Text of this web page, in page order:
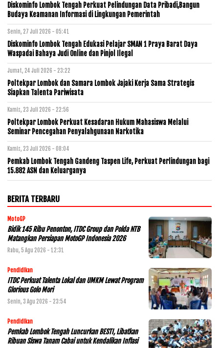
Diskominfo Lombok Tengah Perkuat Pelindungan Data Pribadi,Bangun
Budaya Keamanan Informasi di Lingkungan Pemerintah
Senin, 27 Juli 2026 - 05:41
Diskominfo Lombok Tengah Edukasi Pelajar SMAN 1 Praya Barat Daya
Waspadai Bahaya Judi Online dan Pinjol Ilegal
Jumat, 24 Juli 2026 - 23:22
Poltekpar Lombok dan Samara Lombok Jajaki Kerja Sama Strategis
Siapkan Talenta Pariwisata
Kamis, 23 Juli 2026 - 22:56
Poltekpar Lombok Perkuat Kesadaran Hukum Mahasiswa Melalui
Seminar Pencegahan Penyalahgunaan Narkotika
Kamis, 23 Juli 2026 - 08:04
Pemkab Lombok Tengah Gandeng Taspen Life, Perkuat Perlindungan bagi
15.882 ASN dan Keluarganya
BERITA TERBARU
MotoGP
Bidik 145 Ribu Penonton, ITDC Group dan Polda NTB
Matangkan Persiapan MotoGP Indonesia 2026
Rabu, 5 Agu 2026 - 12:31
Pendidikan
ITDC Perkuat Talenta Lokal dan UMKM Lewat Program
Glorious Golo Mori
Senin, 3 Agu 2026 - 23:54
Pendidikan
Pemkab Lombok Tengah Luncurkan BESTI, Libatkan
Ribuan Siswa Tanam Cabai untuk Kendalikan Inflasi